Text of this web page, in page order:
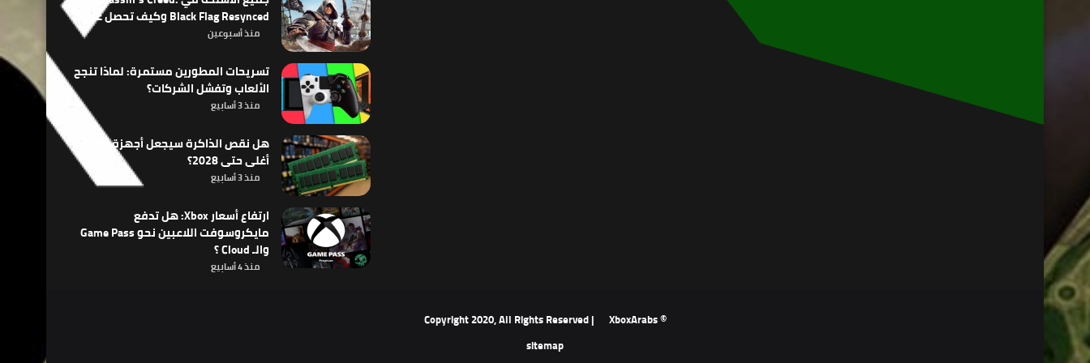
Black Flag Resynced وكيف تحصل عليها
منذ أسبوعين
تسريحات المطورين مستمرة: لماذا تنجح
الألعاب وتفشل الشركات؟
منذ 3 أسابيع
هل نقص الذاكرة سيجعل أجهزة الألعاب
أغلى حتى 2028؟
منذ 3 أسابيع
ارتفاع أسعار Xbox: هل تدفع
مايكروسوفت اللاعبين نحو Game Pass
والـ Cloud ؟
منذ 4 أسابيع
© Copyright 2020, All Rights Reserved |
XboxArabs
sitemap